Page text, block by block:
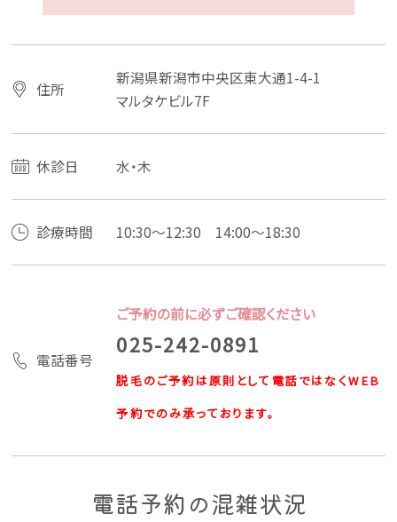
住所
新潟県新潟市中央区東大通1-4-1
マルタケビル7F
休診日 水・木
診療時間 10:30〜12:30 14:00〜18:30
電話番号
ご予約の前に必ずご確認ください
025-242-0891
脱毛のご予約は原則として電話ではなくWEB
予約でのみ承っております。
電話予約の混雑状況